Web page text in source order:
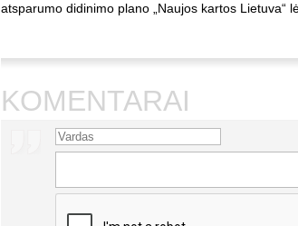
atsparumo didinimo plano „Naujos kartos Lietuva“
KOMENTARAI